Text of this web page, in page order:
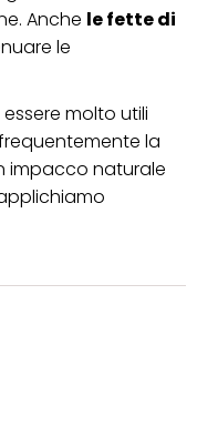
Anche le fette di
le
molto utili
la
impacco naturale